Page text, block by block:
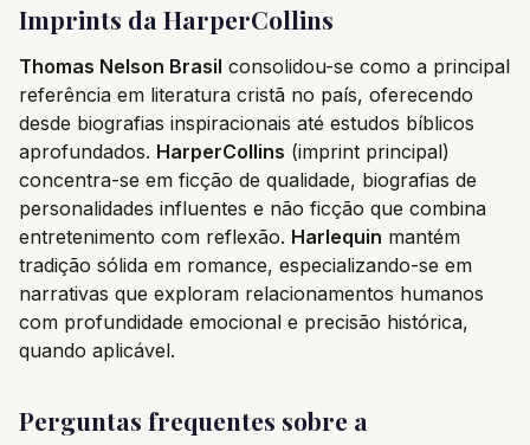
Imprints da HarperCollins
Thomas Nelson Brasil consolidou-se como a principal
referência em literatura cristã no país, oferecendo
desde biografias inspiracionais até estudos bíblicos
aprofundados. HarperCollins (imprint principal)
concentra-se em ficção de qualidade, biografias de
personalidades influentes e não ficção que combina
entretenimento com reflexão. Harlequin mantém
tradição sólida em romance, especializando-se em
narrativas que exploram relacionamentos humanos
com profundidade emocional e precisão histórica,
quando aplicável.
Perguntas frequentes sobre a